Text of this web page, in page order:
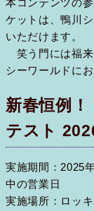
本コンテンツの
ケットは、鴨川
いただけます。
笑う門には福来
シーワールドに
新春恒例
テスト
実施期間：2025
中の営業日
実施場所：ロッ